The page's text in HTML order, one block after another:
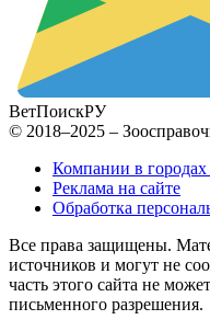
ВетПоискРУ
© 2018–2025 –
Компании в городах
Реклама на сайте
Обработка
Все права защищены.
источников и могут не
часть этого сайта не
письменного разрешения.